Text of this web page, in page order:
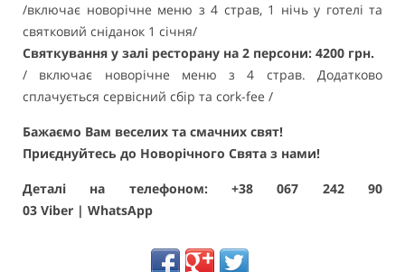
/включає новорічне меню з 4 страв, 1 нічь у готелі та
святковий сніданок 1 січня/
Святкування у залі ресторану на 2 персони: 4200 грн.
/ включає новорічне меню з 4 страв. Додатково
сплачується сервісний сбір та cork-fee /
Бажаємо Вам веселих та смачних свят!
Приєднуйтесь до Новорічного Свята з нами!
Деталі на телефоном: +38 067 242 90
03 Viber | WhatsApp